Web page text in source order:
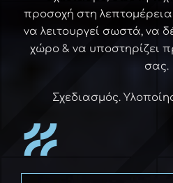
προσοχή στη
να λειτουργεί σωστά, να
χώρο & να υποστηρίζει
σας.
Σχεδιασμός.